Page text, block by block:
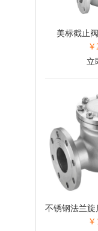
美标截止
￥
立
不锈钢法兰
￥